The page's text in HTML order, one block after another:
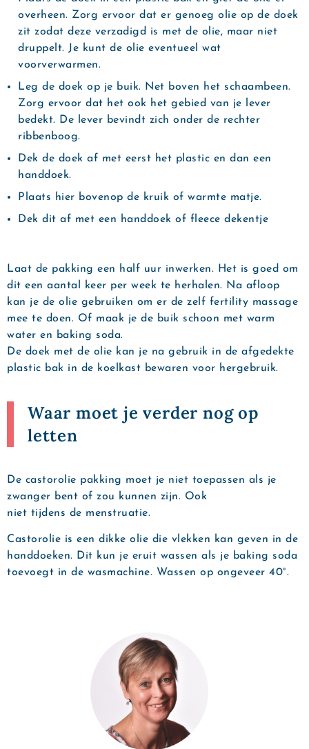
overheen. Zorg ervoor dat er genoeg olie op de doek
zit zodat deze verzadigd is met de olie, maar niet
druppelt. Je kunt de olie eventueel wat
voorverwarmen.
Leg de doek op je buik. Net boven het schaambeen.
Zorg ervoor dat het ook het gebied van je lever
bedekt. De lever bevindt zich onder de rechter
ribbenboog.
Dek de doek af met eerst het plastic en dan een
handdoek.
Plaats hier bovenop de kruik of warmte matje.
Dek dit af met een handdoek of fleece dekentje
Laat de pakking een half uur inwerken. Het is goed om
dit een aantal keer per week te herhalen. Na afloop
kan je de olie gebruiken om er de zelf fertility massage
mee te doen. Of maak je de buik schoon met warm
water en baking soda.
De doek met de olie kan je na gebruik in de afgedekte
plastic bak in de koelkast bewaren voor hergebruik.
Waar moet je verder nog op
letten
De castorolie pakking moet je niet toepassen als je
zwanger bent of zou kunnen zijn. Ook
niet tijdens de menstruatie.
Castorolie is een dikke olie die vlekken kan geven in de
handdoeken. Dit kun je eruit wassen als je baking soda
toevoegt in de wasmachine. Wassen op ongeveer 40°.